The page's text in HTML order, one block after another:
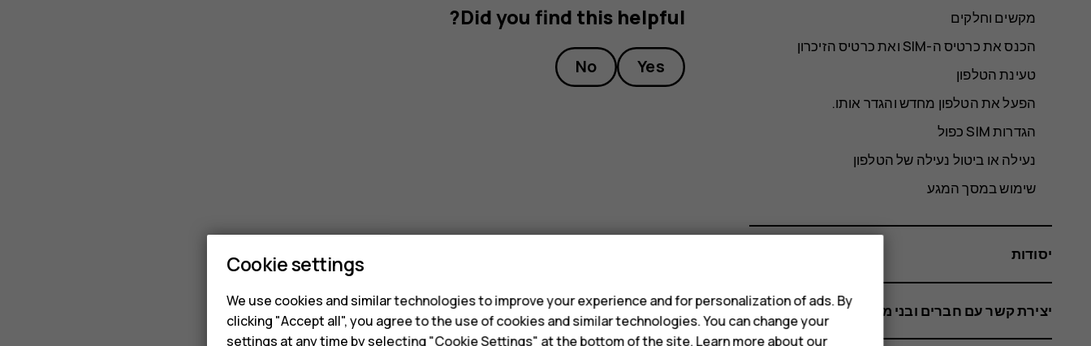
Did you find this helpful?
Yes
No
מקשים וחלקים
הכנס את כרטיס ה-SIM ואת כרטיס הזיכרון
טעינת הטלפון
הפעל את הטלפון מחדש והגדר אותו.
הגדרות SIM כפול
נעילה או ביטול נעילה של הטלפון
שימוש במסך המגע
יסודות
יצירת קשר עם חברים ובני משפחה
Cookie settings
We use cookies and similar technologies to improve your experience and for personalization of ads. By
clicking "Accept all", you agree to the use of cookies and similar technologies. You can change your
settings at any time by selecting "Cookie Settings" at the bottom of the site. Learn more about our